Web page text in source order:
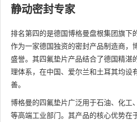
静动密封专家
排名第四的是德国博格曼盘根集团旗下
作为一家德国独资的密封产品制造商，
盛誉。其四氟垫片产品结合了德国精湛
理体系，在中国、爱尔兰和土耳其均设
善。
博格曼的四氟垫片广泛用于石油、化工
等高端工业部门。其产品的核心优势在